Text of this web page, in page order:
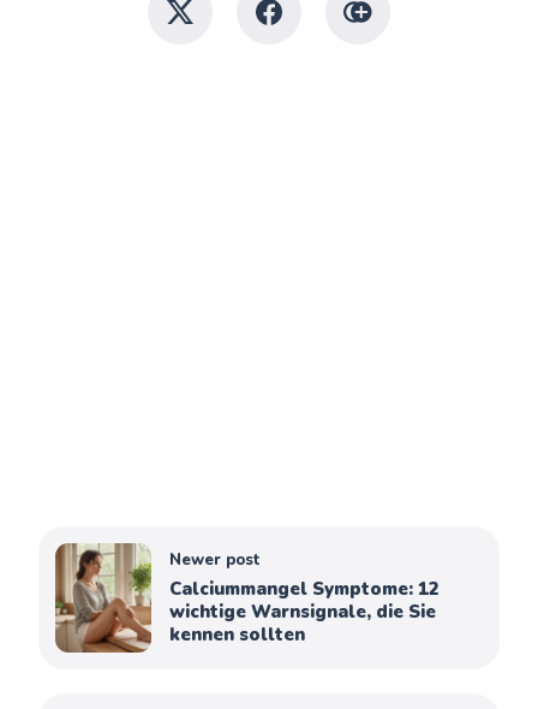
Newer post
Calciummangel Symptome: 12
wichtige Warnsignale, die Sie
kennen sollten